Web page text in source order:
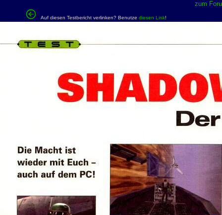
zum
Auf diesen Testbericht verlinken? Benutze diesen Link!